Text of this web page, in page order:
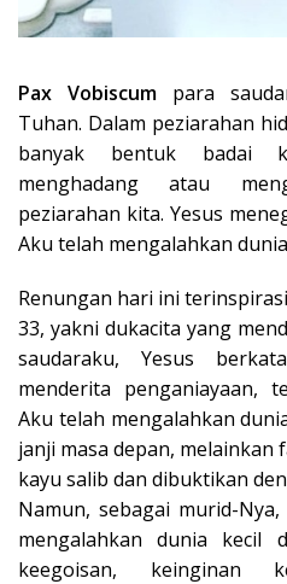
Pax Vobiscumpara
Tuhan. Dalam peziarahan
banyak bentuk badai
menghadang atau
peziarahan kita. Yesus
Aku telah mengalahkan
Renungan hari ini
33, yakni dukacita yang
saudaraku, Yesus
menderita penganiayaan,
Aku telah mengalahkan
janji masa depan, melainkan
kayu salib dan dibuktikan
Namun, sebagai murid-
mengalahkan dunia kecil
keegoisan, keinginan